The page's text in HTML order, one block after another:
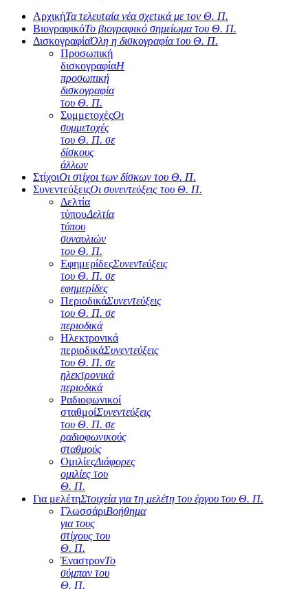
ΑρχικήΤα τελευταία νέα σχετικά με τον Θ. Π.
ΒιογραφικόΤο βιογραφικό σημείωμα του Θ. Π.
ΔισκογραφίαΌλη η δισκογραφία του Θ. Π.
Προσωπική
δισκογραφίαΗ
προσωπική
δισκογραφία
του Θ. Π.
ΣυμμετοχέςΟι
συμμετοχές
του Θ. Π. σε
δίσκους
άλλων
ΣτίχοιΟι στίχοι των δίσκων του Θ. Π.
ΣυνεντεύξειςΟι συνεντεύξεις του Θ. Π.
Δελτία
τύπουΔελτία
τύπου
συναυλιών
του Θ. Π.
ΕφημερίδεςΣυνεντεύξεις
του Θ. Π. σε
εφημερίδες
ΠεριοδικάΣυνεντεύξεις
του Θ. Π. σε
περιοδικά
Ηλεκτρονικά
περιοδικάΣυνεντεύξεις
του Θ. Π. σε
ηλεκτρονικά
περιοδικά
Ραδιοφωνικοί
σταθμοίΣυνεντεύξεις
του Θ. Π. σε
ραδιοφωνικούς
σταθμούς
ΟμιλίεςΔιάφορες
ομιλίες του
Θ. Π.
Για μελέτηΣτοιχεία για τη μελέτη του έργου του Θ. Π.
ΓλωσσάριΒοήθημα
για τους
στίχους του
Θ. Π.
ΈναστρονΤο
σύμπαν του
Θ. Π.